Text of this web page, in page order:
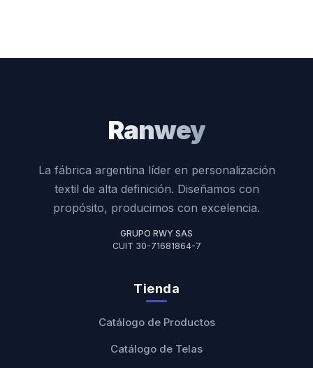
Ranwey
La fábrica argentina líder en personalización
textil de alta definición. Diseñamos con
propósito, producimos con excelencia.
GRUPO RWY SAS
CUIT 30-71681864-7
Tienda
Catálogo de Productos
Catálogo de Telas